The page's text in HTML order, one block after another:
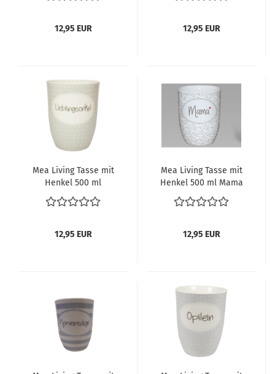
12,95 EUR 12,95 EUR
Mea Living Tasse mit
Henkel 500 ml
Lieblingsonkel
12,95 EUR
Mea Living Tasse mit
Henkel 500 ml Mama
12,95 EUR